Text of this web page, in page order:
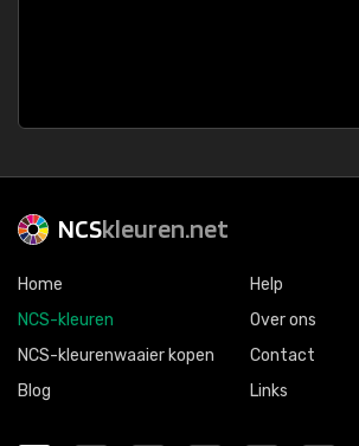
NCSkleuren.net
Home
NCS-kleuren
NCS-kleurenwaaier kopen
Blog
Help
Over ons
Contact
Links